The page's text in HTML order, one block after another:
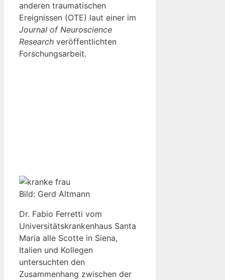
anderen traumatischen
Ereignissen (OTE) laut einer im
Journal of Neuroscience
Research veröffentlichten
Forschungsarbeit.
Bild: Gerd Altmann
Dr. Fabio Ferretti vom
Universitätskrankenhaus Santa
Maria alle Scotte in Siena,
Italien und Kollegen
untersuchten den
Zusammenhang zwischen der